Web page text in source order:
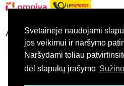
Svetaineje naudojami
jos veikimui ir naršymo
Naršydami toliau
dėl slapukų įrašymo
ATSISKAITYMO BŪDAI